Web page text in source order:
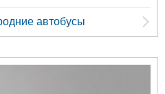
автобусы